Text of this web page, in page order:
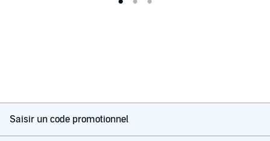
Saisir un code promotionnel